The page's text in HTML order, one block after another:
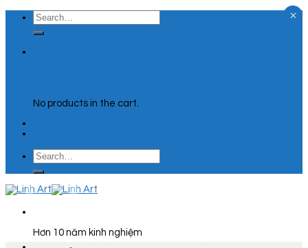
Skip
content
Search
for:
No products in the cart.
Search
for:
Hơn 10 năm kinh nghiệm
×